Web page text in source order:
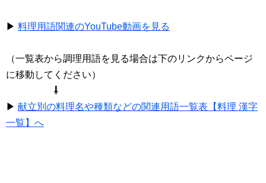
▶ 料理用語関連のYouTube動画を見る
（一覧表から調理用語を見る場合は下のリンクからページ
に移動してください）
⇩
▶ 献立別の料理名や種類などの関連用語一覧表【料理 漢字
一覧】へ